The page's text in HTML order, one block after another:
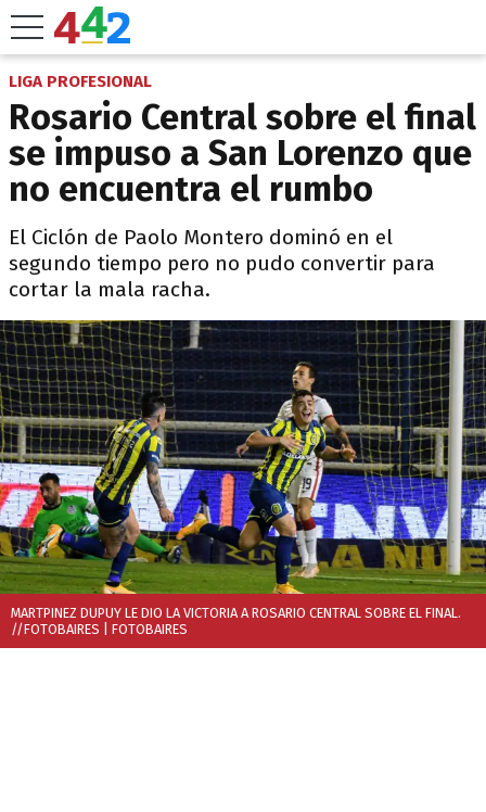
LIGA PROFESIONAL
Rosario Central sobre el final
se impuso a San Lorenzo que
no encuentra el rumbo
El Ciclón de Paolo Montero dominó en el
segundo tiempo pero no pudo convertir para
cortar la mala racha.
MARTPINEZ DUPUY LE DIO LA VICTORIA A ROSARIO CENTRAL SOBRE EL FINAL.
//FOTOBAIRES | FOTOBAIRES